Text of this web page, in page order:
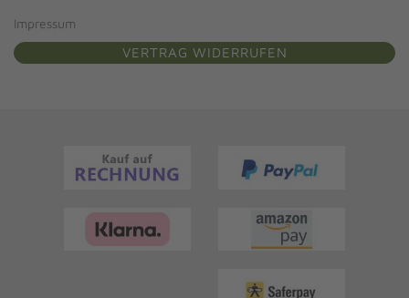
Impressum
VERTRAG WIDERRUFEN